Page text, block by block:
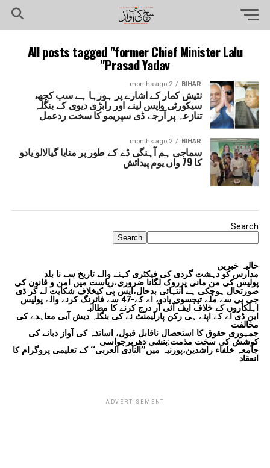
All posts tagged "former Chief Minister Lalu
Prasad Yadav"
BIHAR
2 months ago
نتیش کمار کے اشارے پر ہورہا ہے سب کچھ،
سیکورٹی واپس لینے اور رابڑی دیوی کے بنگلہ
تنازعہ پر آرجے ڈی سپریمو کا سخت ردعمل
BIHAR
2 months ago
سماجی ہم آہنگی ڈے کے طور پر منایا گیالالو یادو
کا 79 واں یوم پیدائش
Search
Search
حالیہ خبریں
مدارس کو دہشت گردی کی فیکٹری کہنے والے تاریخ سے نا بلد
پولیس کی من مانی پرروک لگانا ضروری،ریاست میں امن و قانون کی
صورتحال ہوچکی ہے انتہائی بدحال،ایس پی کیخلاف شکایت لے کر ڈی
جی پی سے ملے تیجسوی یادو، اے کے-47 سے فائرنگ کرنے والے پولیس
اہلکاروں کے خلاف ایف آئی آر درج کرنے کا مطالبہ
این ڈی اے کے اپنے ہی رکن پارلیمنٹ نے کی بنگلہ دیش آبی معاہدے کی
مخالفت
جمہوری حقوق کا استحصال ناقابل قبول، اساتذہ کی آواز دبانے کی
کوشش کی سخت مذمت:بنشی دھربرجواسی
جامعہ خلفاء راشدین،پورنیہ میں’’النادی العربی‘‘ کے تعلیمی پروگرام کا
انعقاد
ADVERTISEMENT